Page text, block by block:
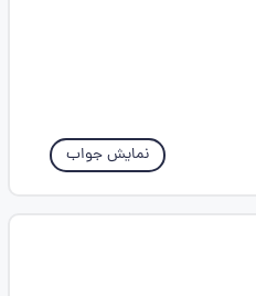
نمایش جواب